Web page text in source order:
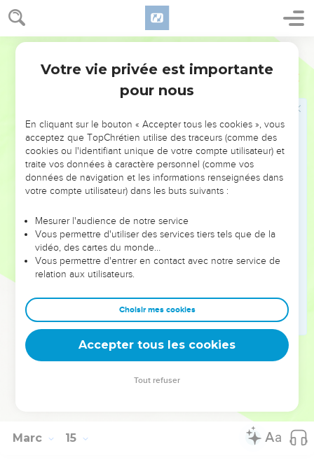
Marc 14
66 Pendant ce temps, Pierre était en bas dans la cour
intérieure. Une des servantes du *grand-prêtre arriva ;
elle vit Pierre qui se chauffait et le dévisagea ; elle lui dit :
—Toi aussi, tu étais avec ce Jésus, ce Nazaréen !
Mais Pierre le nia en disant : —Je ne vois pas, je ne
comprends pas ce que tu veux dire. Puis il sortit de la cour et
entra dans le vestibule. Alors un coq chanta.
Mais la servante le vit et recommença à dire à ceux qui se
trouvaient là : —Il fait aussi partie de ces gens-là.
Il le nia de nouveau. Peu après, ceux qui se trouvaient là
D’ailleurs, tu es Galiléen.
Alors il déclara : —Je le jure, et que Dieu me condamne si
ce n’est pas vrai, je ne connais pas l’homme dont vous
parlez !
Aussitôt, pour la seconde fois, un coq chanta. Alors, Pierre
se souvint de ce que Jésus lui avait dit : « Avant que le coq
ne chante deux fois, tu m’auras renié trois fois. » Et il fondit
en larmes.
La Bible Du Semeur Copyright © 1992, 1999 by Biblica, Inc.® Used by permission.
Marc 15
Votre vie privée est importante
pour nous
En cliquant sur le bouton « Accepter tous les cookies », vous
acceptez que TopChrétien utilise des traceurs (comme des
cookies ou l'identifiant unique de votre compte utilisateur) et
traite vos données à caractère personnel (comme vos
données de navigation et les informations renseignées dans
votre compte utilisateur) dans les buts suivants :
Mesurer l'audience de notre service
Vous permettre d'utiliser des services tiers tels que de la
vidéo, des cartes du monde…
Vous permettre d'entrer en contact avec notre service de
relation aux utilisateurs.
Choisir mes cookies
Accepter tous les cookies
Tout refuser